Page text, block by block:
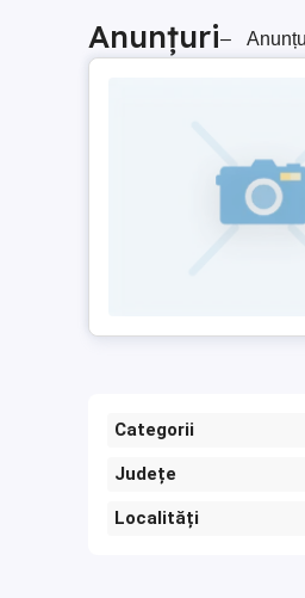
Anunțuri–
Categorii
Județe
Localități